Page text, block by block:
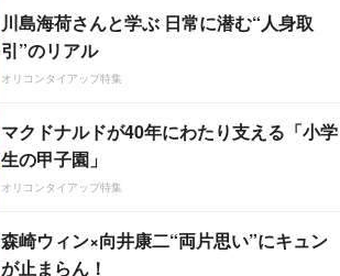
川島海荷さんと学ぶ 日常に潜む“人身取
引”のリアル
オリコンタイアップ特集
マクドナルドが40年にわたり支える「小学
生の甲子園」
オリコンタイアップ特集
森崎ウィン×向井康二“両片思い”にキュン
が止まらん！